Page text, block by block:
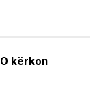
kërkon